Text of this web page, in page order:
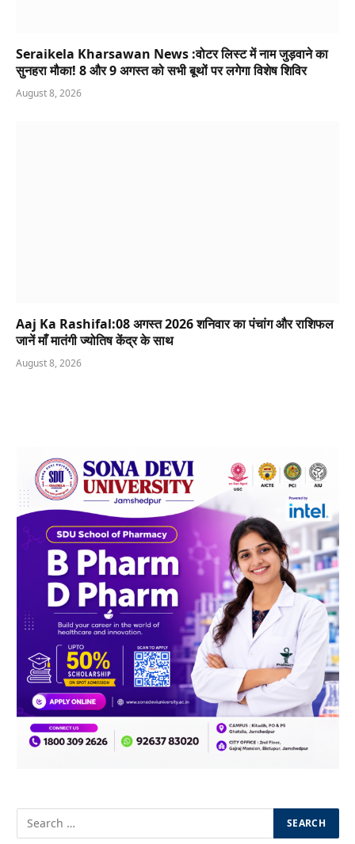
Seraikela Kharsawan News :वोटर लिस्ट में नाम जुड़वाने का
सुनहरा मौका! 8 और 9 अगस्त को सभी बूथों पर लगेगा विशेष शिविर
August 8, 2026
Aaj Ka Rashifal:08 अगस्त 2026 शनिवार का पंचांग और राशिफल
जानें माँ मातंगी ज्योतिष केंद्र के साथ
August 8, 2026